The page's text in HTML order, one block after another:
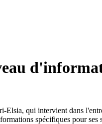
qui intervient dans
spécifiques pour